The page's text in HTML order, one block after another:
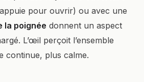
pour ouvrir) ou avec une
la poignée donnent un aspect
L’œil perçoit l’ensemble
continue, plus calme.